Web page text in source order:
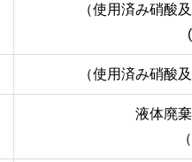
（使用済み硝酸
（使用済み硝酸
液体廃